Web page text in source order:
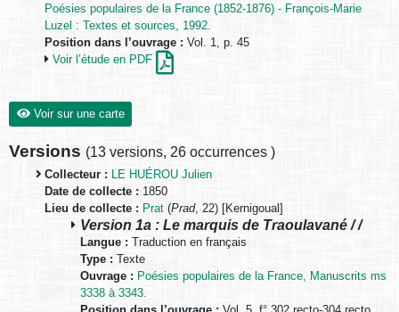
Poésies populaires de la France (1852-1876) - François-Marie
Luzel : Textes et sources, 1992.
Position dans l’ouvrage : Vol. 1, p. 45
Voir l’étude en PDF
Voir sur une carte
Versions (13 versions, 26 occurrences )
Collecteur : LE HUÉROU Julien
Date de collecte : 1850
Lieu de collecte : Prat (Prad, 22) [Kernigoual]
Version 1a : Le marquis de Traoulavané / /
Langue : Traduction en français
Type : Texte
Ouvrage : Poésies populaires de la France, Manuscrits ms
3338 à 3343.